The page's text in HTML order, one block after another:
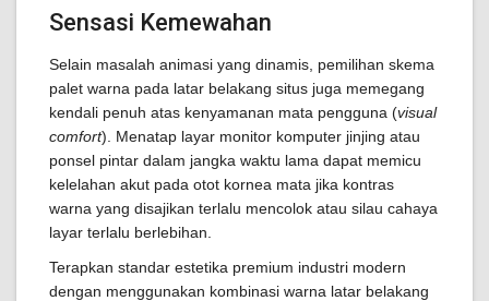
Sensasi Kemewahan
Selain masalah animasi yang dinamis, pemilihan skema
palet warna pada latar belakang situs juga memegang
kendali penuh atas kenyamanan mata pengguna (visual
comfort). Menatap layar monitor komputer jinjing atau
ponsel pintar dalam jangka waktu lama dapat memicu
kelelahan akut pada otot kornea mata jika kontras
warna yang disajikan terlalu mencolok atau silau cahaya
layar terlalu berlebihan.
Terapkan standar estetika premium industri modern
dengan menggunakan kombinasi warna latar belakang